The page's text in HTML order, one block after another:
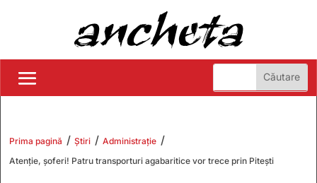
Prima pagină / Știri / Administrație /
Atenție, șoferi! Patru transporturi agabaritice vor trece prin Pitești